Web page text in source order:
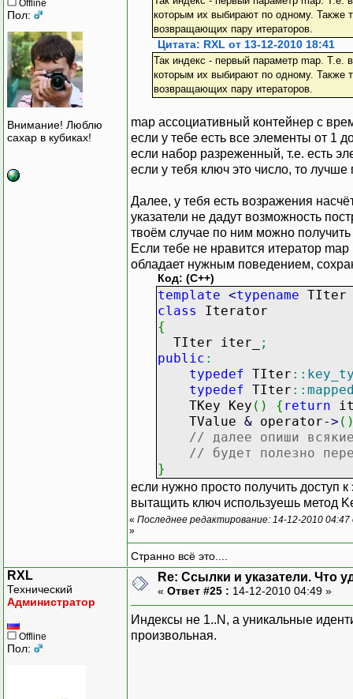
Offline
Пол:
Внимание! Люблю
сахар в кубиках!
которым их выбирают по одному. Также
возвращающих пару итераторов.
Цитата: RXL от 13-12-2010 18:41
Так индекс - первый параметр map. Т.е.
которым их выбирают по одному. Также
возвращающих пару итераторов.
map ассоциативный контейнер с
если у тебе есть все элементы от 1
если набор разреженный, т.е. есть
если у тебя ключ это число, то
Далее, у тебя есть возражения
указатели не дадут возможность
твоём случае по ним можно
Если тебе не нравится итератор
обладает нужным поведением,
Код: (C++)
template <typename
class
Iterator
{
TIter iter_
;
public :
typedef TIter ::
typedef TIter ::
TKey Key ( ) { return
TValue & operator-> (
// далее опиши
// будет полезно
}
если нужно просто получить доступ
вытащить ключ используешь метод
« Последнее редактирование: 14-12-2010
»
Странно всё это....
RXL
Технический
Администратор
Offline
Пол:
Re: Ссылки и указатели. Что
« Ответ #25 : 14-12-2010 04:49 »
Индексы не 1..N, а уникальные
произвольная.